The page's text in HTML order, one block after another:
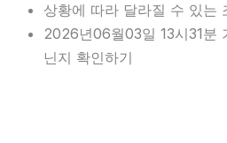
상황에 따라 달라질 수 있는
2026년06월03일 13시31분
닌지 확인하기